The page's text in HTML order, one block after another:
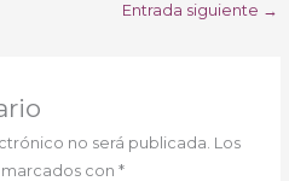
Entrada siguiente →
no será publicada. Los
con*